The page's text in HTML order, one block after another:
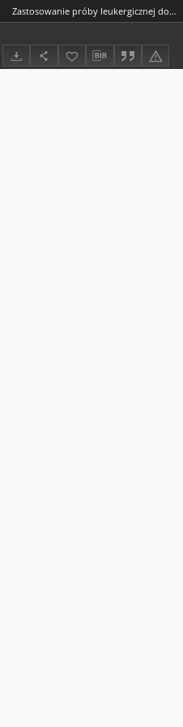
Zastosowanie próby leukergicznej do wykrywania zakażeń utajonych u zwierząt doświadczalnych